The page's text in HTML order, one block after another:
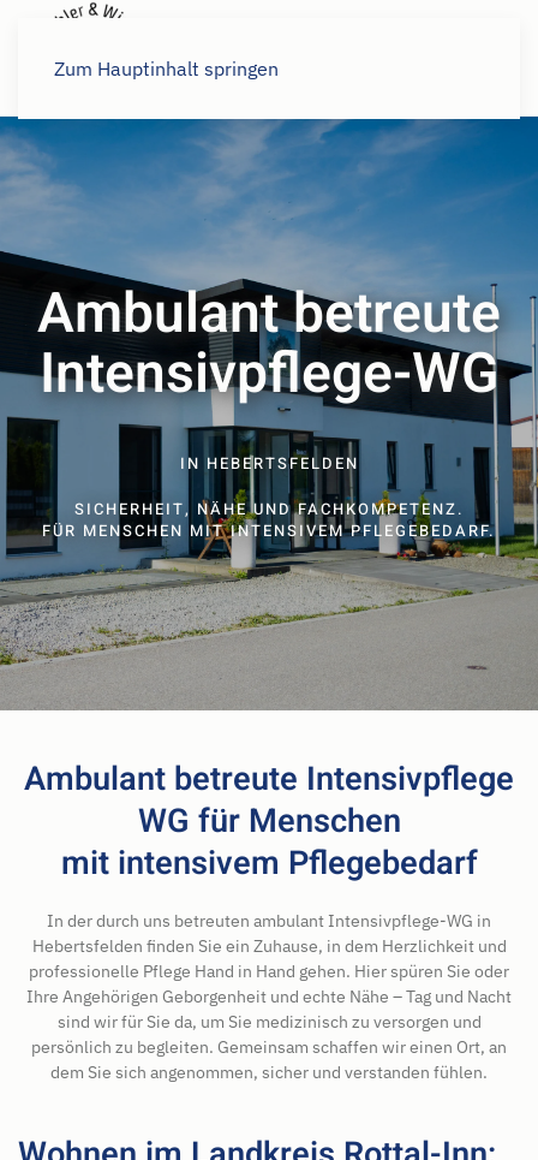
Zum Hauptinhalt springen
Ambulant betreute
Intensivpflege-WG
IN HEBERTSFELDEN
SICHERHEIT, NÄHE UND FACHKOMPETENZ.
FÜR MENSCHEN MIT INTENSIVEM PFLEGEBEDARF.
Ambulant betreute Intensivpflege
WG für Menschen
mit intensivem Pflegebedarf
In der durch uns betreuten ambulant Intensivpflege-WG in
Hebertsfelden finden Sie ein Zuhause, in dem Herzlichkeit und
professionelle Pflege Hand in Hand gehen. Hier spüren Sie oder
Ihre Angehörigen Geborgenheit und echte Nähe – Tag und Nacht
sind wir für Sie da, um Sie medizinisch zu versorgen und
persönlich zu begleiten. Gemeinsam schaffen wir einen Ort, an
dem Sie sich angenommen, sicher und verstanden fühlen.